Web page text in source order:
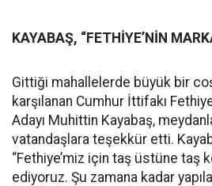
KAYABAŞ, “FETHİYE’NİN
Gittiği mahallelerde büyük bir
karşılanan Cumhur İttifakı
Adayı Muhittin Kayabaş,
vatandaşlara teşekkür etti.
“Fethiye’miz için taş üstüne taş
ediyoruz. Şu zamana kadar